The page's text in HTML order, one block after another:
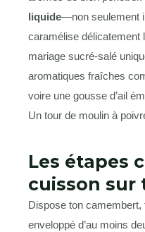
liquide⁠—non seulement
caramélise délicatement
mariage sucré-salé
aromatiques fraîches
voire une gousse d’ail
Un tour de moulin à
Les étapes
cuisson sur
Dispose ton
enveloppé d’au moins